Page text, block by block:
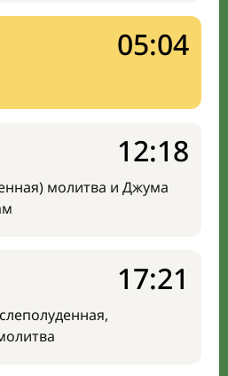
05:04
молитва и Джума
12:18
17:21